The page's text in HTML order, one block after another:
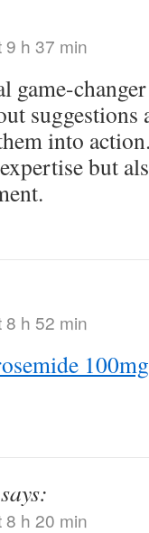
h 37 min
game-
into
but
h 52 min
says:
h 20 min